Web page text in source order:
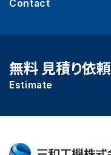
Contact
無料 見積り依頼
Estimate